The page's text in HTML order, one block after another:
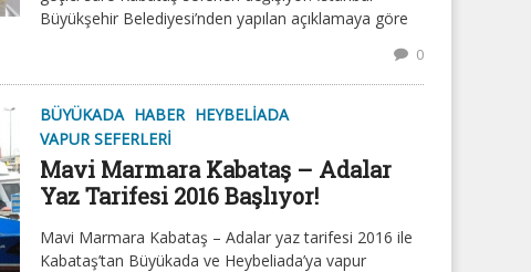
Büyükşehir Belediyesi’nden yapılan açıklamaya göre
0
BÜYÜKADA HABER HEYBELIADA
VAPUR SEFERLERI
Mavi Marmara Kabataş – Adalar
Yaz Tarifesi 2016 Başlıyor!
Mavi Marmara Kabataş – Adalar yaz tarifesi 2016 ile
Kabataş’tan Büyükada ve Heybeliada’ya vapur